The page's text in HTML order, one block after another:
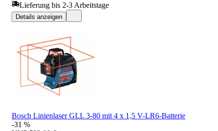
Lieferung bis 2-3 Arbeitstage
Details anzeigen
Bosch Linienlaser GLL 3-80 mit 4 x 1,5 V-LR6-Batterie
-31 %